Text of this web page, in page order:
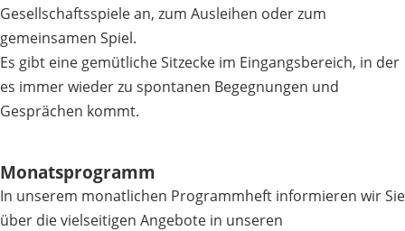
Gesellschaftsspiele an, zum Ausleihen oder zum
gemeinsamen Spiel.
Es gibt eine gemütliche Sitzecke im Eingangsbereich, in der
es immer wieder zu spontanen Begegnungen und
Gesprächen kommt.
Monatsprogramm
In unserem monatlichen Programmheft informieren wir Sie
über die vielseitigen Angebote in unseren